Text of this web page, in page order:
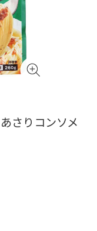
さりコンソメ